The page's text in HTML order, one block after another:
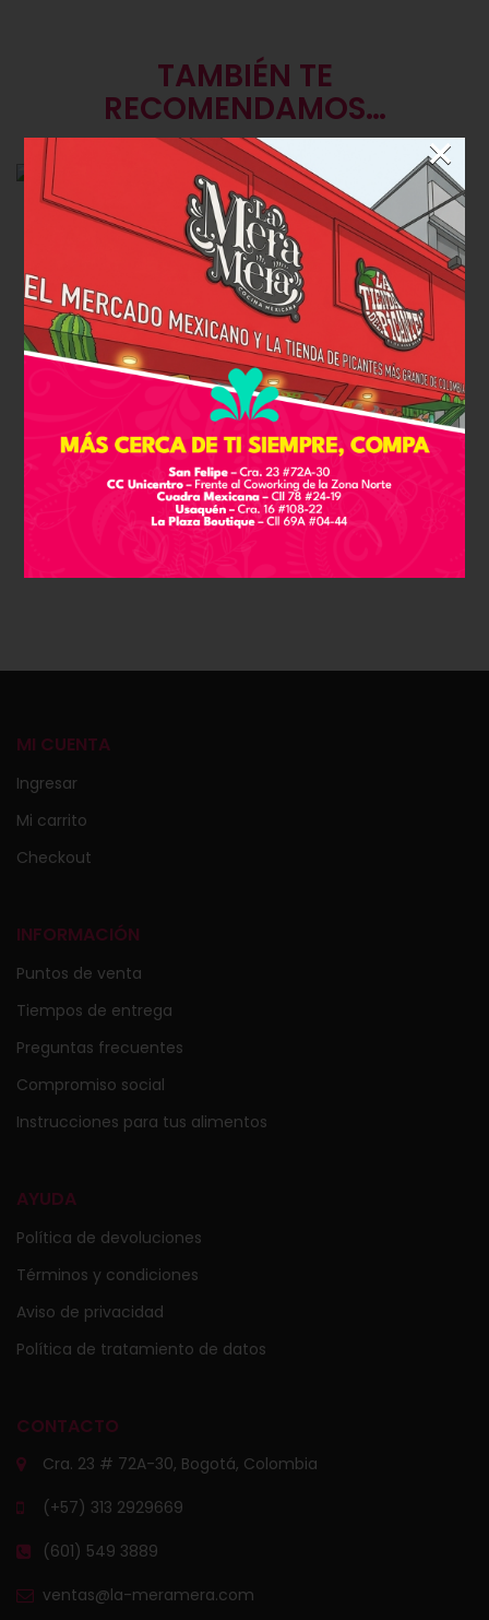
TAMBIÉN TE
RECOMENDAMOS…
PIÑA ENCHILADA DESHIDRATADA 30 G
$6.900
Leer más
MI CUENTA
Ingresar
Mi carrito
Checkout
INFORMACIÓN
Puntos de venta
Tiempos de entrega
Preguntas frecuentes
Compromiso social
Instrucciones para tus alimentos
AYUDA
Política de devoluciones
Términos y condiciones
Aviso de privacidad
Política de tratamiento de datos
CONTACTO
Cra. 23 # 72A-30, Bogotá, Colombia
(+57) 313 2929669
(601) 549 3889
ventas@la-meramera.com
×